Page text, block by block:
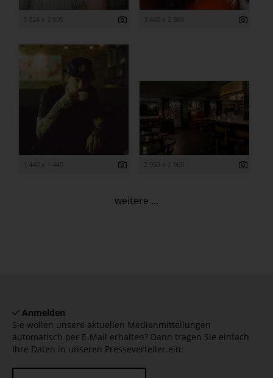
3 024 x 2 005 3 460 x 2 869
1 440 x 1 440 2 953 x 1 968
weitere ...
Anmelden
Sie wollen unsere aktuellen Medienmitteilungen
automatisch per E-Mail erhalten? Dann tragen Sie einfach
Ihre Daten in unseren Presseverteiler ein: